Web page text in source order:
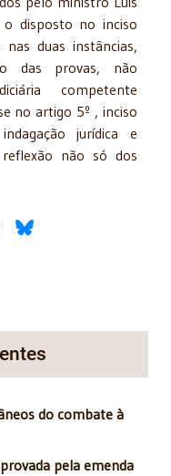
disposto no inciso
duas instâncias,
das provas, não
competente
no artigo 5º , inciso
jurídica e
reflexão não só dos
“Deuses” ou “Diabos”?
dos Bruzundangas
do combate à
pela emenda